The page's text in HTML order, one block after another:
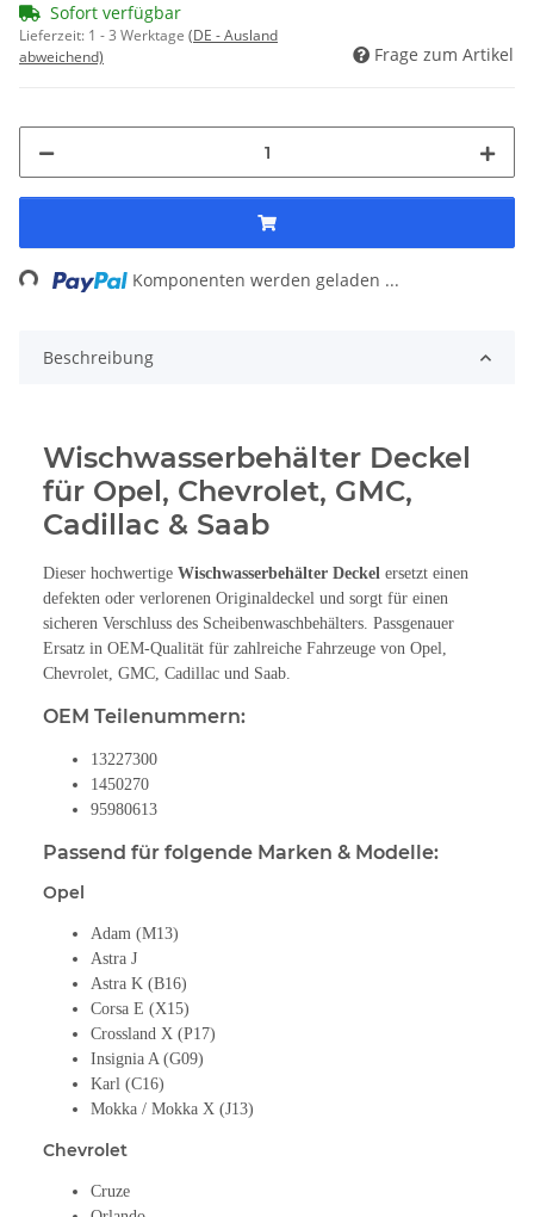
Sofort verfügbar
Lieferzeit: 1 - 3 Werktage (DE - Ausland
abweichend)
Frage zum Artikel
Loading... Komponenten werden geladen ...
Beschreibung
Wischwasserbehälter Deckel
für Opel, Chevrolet, GMC,
Cadillac & Saab
Dieser hochwertige Wischwasserbehälter Deckel ersetzt einen
defekten oder verlorenen Originaldeckel und sorgt für einen
sicheren Verschluss des Scheibenwaschbehälters. Passgenauer
Ersatz in OEM-Qualität für zahlreiche Fahrzeuge von Opel,
Chevrolet, GMC, Cadillac und Saab.
OEM Teilenummern:
13227300
1450270
95980613
Passend für folgende Marken & Modelle:
Opel
Adam (M13)
Astra J
Astra K (B16)
Corsa E (X15)
Crossland X (P17)
Insignia A (G09)
Karl (C16)
Mokka / Mokka X (J13)
Chevrolet
Cruze